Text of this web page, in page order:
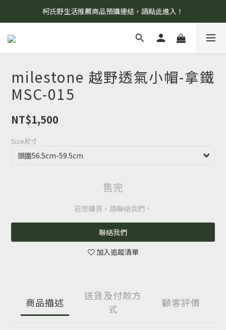
8/7 當天暫停開放工作室。請見諒！
柯氏野生活推薦商品預購連結，請點此進入！
8/7 當天暫停開放工作室。請見諒！
milestone 越野透氣小帽-拿鐵
MSC-015
NT$1,500
Size尺寸
售完
若想購買，請聯絡我們。
聯絡我們
加入追蹤清單
商品描述
送貨及付款方
式
顧客評價